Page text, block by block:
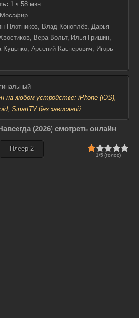
смогут изменить ход событий. В их
где музыка и сказка
и где солнце снова должно взойти
тьмы землёй.
1 ч 58 мин
Плотников, Влад Коноплёв, Дарья
Вера Вольт, Илья Гришин,
Арсений Касперович, Игорь
на любом устройстве: iPhone (iOS),
SmartTV без зависаний.
(2026) смотреть онлайн
1/5 (голос)
Плеер 2